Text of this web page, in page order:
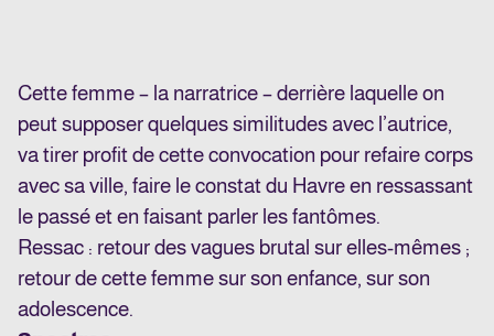
Cette femme – la narratrice – derrière laquelle on
peut supposer quelques similitudes avec l’autrice,
va tirer profit de cette convocation pour refaire corps
avec sa ville, faire le constat du Havre en ressassant
le passé et en faisant parler les fantômes.
Ressac : retour des vagues brutal sur elles-mêmes ;
retour de cette femme sur son enfance, sur son
adolescence.